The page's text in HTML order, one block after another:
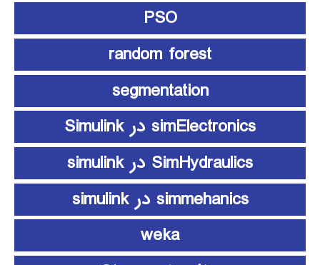
PSO
random forest
segmentation
simElectronics در Simulink
SimHydraulics در simulink
simmehanics در simulink
weka